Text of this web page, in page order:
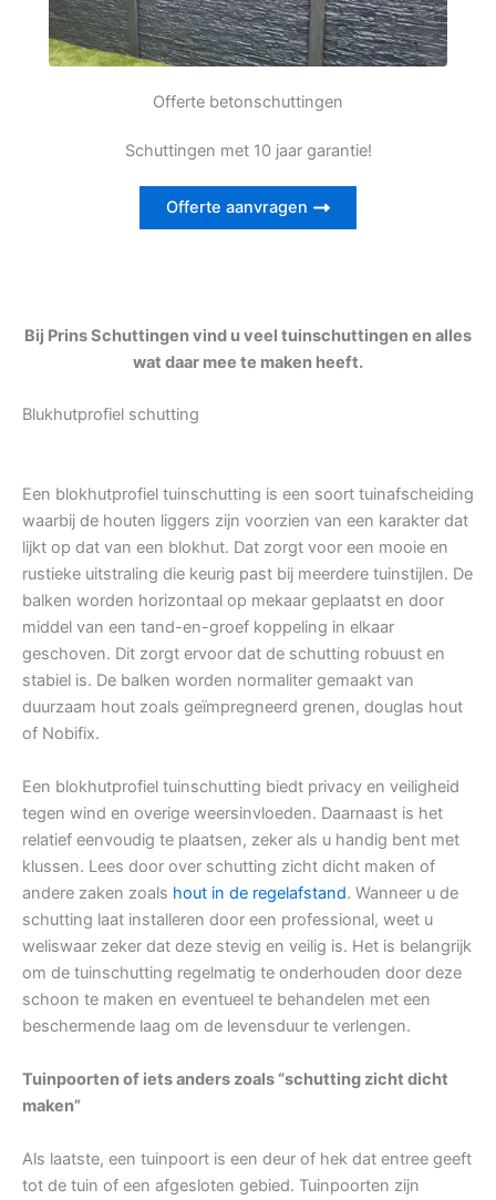
Offerte betonschuttingen
Schuttingen met 10 jaar garantie!
Offerte aanvragen
Bij Prins Schuttingen vind u veel tuinschuttingen en alles
wat daar mee te maken heeft.
Blukhutprofiel schutting
Een blokhutprofiel tuinschutting is een soort tuinafscheiding
waarbij de houten liggers zijn voorzien van een karakter dat
lijkt op dat van een blokhut. Dat zorgt voor een mooie en
rustieke uitstraling die keurig past bij meerdere tuinstijlen. De
balken worden horizontaal op mekaar geplaatst en door
middel van een tand-en-groef koppeling in elkaar
geschoven. Dit zorgt ervoor dat de schutting robuust en
stabiel is. De balken worden normaliter gemaakt van
duurzaam hout zoals geïmpregneerd grenen, douglas hout
of Nobifix.
Een blokhutprofiel tuinschutting biedt privacy en veiligheid
tegen wind en overige weersinvloeden. Daarnaast is het
relatief eenvoudig te plaatsen, zeker als u handig bent met
klussen. Lees door over schutting zicht dicht maken of
andere zaken zoals hout in de regelafstand. Wanneer u de
schutting laat installeren door een professional, weet u
weliswaar zeker dat deze stevig en veilig is. Het is belangrijk
om de tuinschutting regelmatig te onderhouden door deze
schoon te maken en eventueel te behandelen met een
beschermende laag om de levensduur te verlengen.
Tuinpoorten of iets anders zoals “schutting zicht dicht
maken”
Als laatste, een tuinpoort is een deur of hek dat entree geeft
tot de tuin of een afgesloten gebied. Tuinpoorten zijn